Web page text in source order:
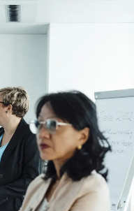
フッターへスキップ
各担当者